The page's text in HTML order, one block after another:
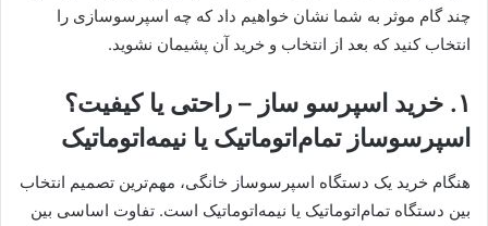
چند گام موثر به شما نشان خواهیم داد که چه اسپرسوسازی را
انتخاب کنید که بعد از انتخاب و خرید آن پشیمان نشوید.
۱. خرید اسپرسو ساز – راحتی یا کیفیت؟
اسپرسوساز تمام‌اتوماتیک یا نیمه‌اتوماتیک
هنگام خرید یک دستگاه اسپرسوساز خانگی، مهم‌ترین تصمیم انتخاب
بین دستگاه تمام‌اتوماتیک یا نیمه‌اتوماتیک است. تفاوت اساسی بین